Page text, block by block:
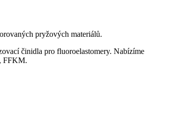
pryžových materiálů.
činidla pro fluoroelastomery. Nabízíme
FFKM.